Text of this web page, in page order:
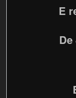
E
Este